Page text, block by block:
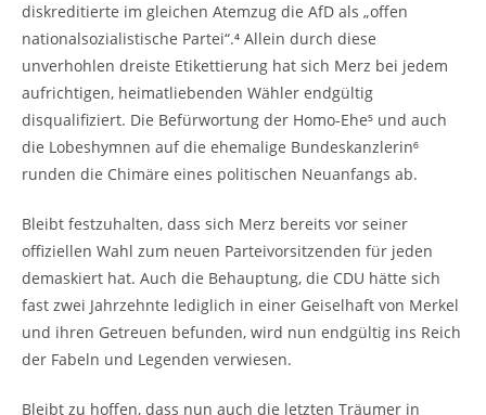
diskreditierte im gleichen Atemzug die AfD als „offen
nationalsozialistische Partei“.⁴ Allein durch diese
unverhohlen dreiste Etikettierung hat sich Merz bei jedem
aufrichtigen, heimatliebenden Wähler endgültig
disqualifiziert. Die Befürwortung der Homo-Ehe⁵ und auch
die Lobeshymnen auf die ehemalige Bundeskanzlerin⁶
runden die Chimäre eines politischen Neuanfangs ab.
Bleibt festzuhalten, dass sich Merz bereits vor seiner
offiziellen Wahl zum neuen Parteivorsitzenden für jeden
demaskiert hat. Auch die Behauptung, die CDU hätte sich
fast zwei Jahrzehnte lediglich in einer Geiselhaft von Merkel
und ihren Getreuen befunden, wird nun endgültig ins Reich
der Fabeln und Legenden verwiesen.
Bleibt zu hoffen, dass nun auch die letzten Träumer in